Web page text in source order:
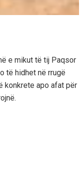
e mikut të tij Paqsor
të hidhet në rrugë
konkrete apo afat për